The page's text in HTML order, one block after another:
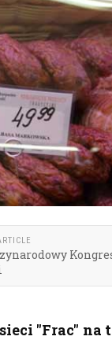
"Frac"